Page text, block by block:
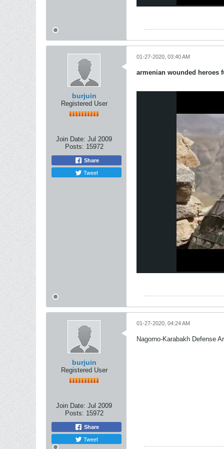
burjuin
Registered User
Join Date: Jul 2009
Posts: 15972
Share
Tweet
01-27-2020, 03:40 AM
armenian wounded heroes
burjuin
Registered User
Join Date: Jul 2009
Posts: 15972
Share
Tweet
01-27-2020, 04:24 AM
Nagorno-Karabakh Defense